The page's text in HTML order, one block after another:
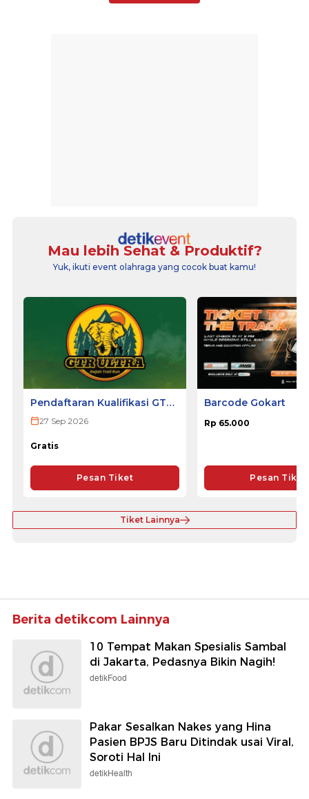
Mau lebih Sehat & Produktif?
Yuk, ikuti event olahraga yang cocok buat kamu!
Pendaftaran Kualifikasi GTR
ULTRA 2026
27 Sep 2026
Gratis
Pesan Tiket
Barcode Gokart
Rp 65.000
Pesan Tiket
Tiket Lainnya
Berita detikcom Lainnya
10 Tempat Makan Spesialis Sambal
di Jakarta, Pedasnya Bikin Nagih!
detikFood
Pakar Sesalkan Nakes yang Hina
Pasien BPJS Baru Ditindak usai Viral,
Soroti Hal Ini
detikHealth